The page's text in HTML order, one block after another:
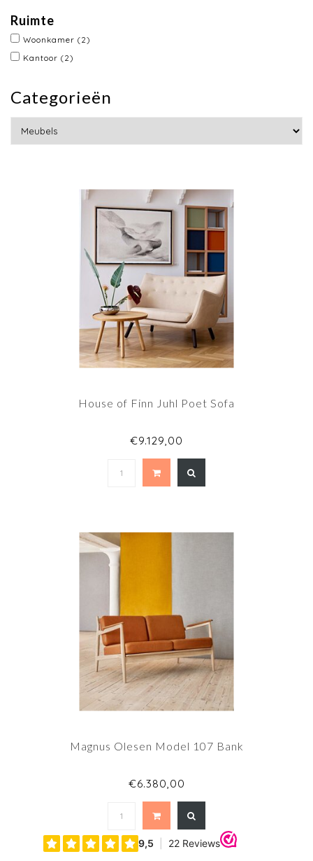
Ruimte
Woonkamer (2)
Kantoor (2)
Categorieën
House of Finn Juhl Poet Sofa
€9.129,00
Magnus Olesen Model 107 Bank
€6.380,00